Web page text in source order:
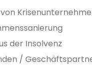
der Insolvenz
/